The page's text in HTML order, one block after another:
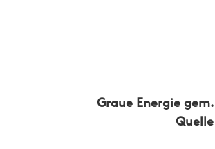
Graue Energie gem.
Quelle